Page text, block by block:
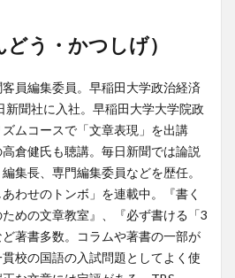
う・かつしげ）
員編集委員。早稲田大学政治経済
聞社に入社。早稲田大学大学院政
ムコースで「文章表現」を出講
倉健氏も聴講。毎日新聞では論説
集長、専門編集委員などを歴任。
わせのトンボ」を連載中。『書く
めの文章教室』、『必ず書ける「3
著書多数。コラムや著書の一部が
校の国語の入試問題としてよく使